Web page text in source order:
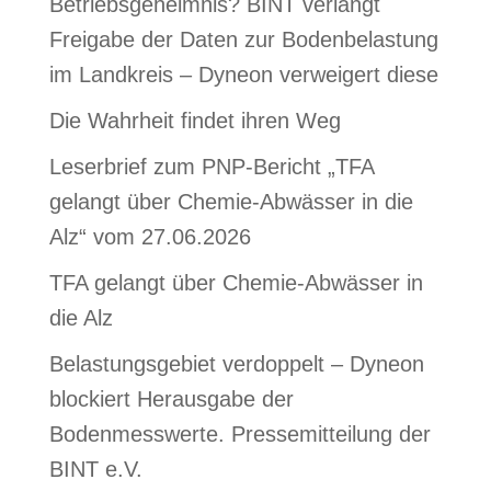
Freigabe der Daten zur Bodenbelastung
im Landkreis – Dyneon verweigert diese
Die Wahrheit findet ihren Weg
Leserbrief zum PNP-Bericht „TFA
gelangt über Chemie-Abwässer in die
Alz“ vom 27.06.2026
TFA gelangt über Chemie-Abwässer in
die Alz
Belastungsgebiet verdoppelt – Dyneon
blockiert Herausgabe der
Bodenmesswerte. Pressemitteilung der
BINT e.V.